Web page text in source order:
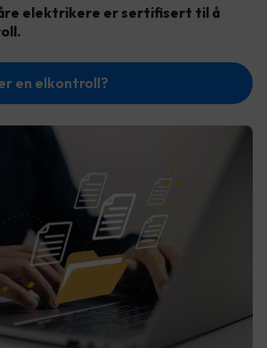
elektrikere er sertifisert til å
en elkontroll?